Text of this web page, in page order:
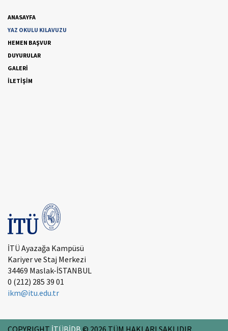
ANASAYFA
YAZ OKULU KILAVUZU
HEMEN BAŞVUR
DUYURULAR
GALERİ
İLETİŞİM
İTÜ Ayazağa Kampüsü
Kariyer ve Staj Merkezi
34469 Maslak-İSTANBUL
0 (212) 285 39 01
ikm@itu.edu.tr
COPYRIGHT İTÜBİDB © 2026 TÜM HAKLARI SAKLIDIR